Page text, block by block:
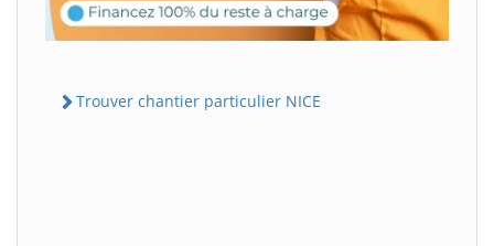
Trouver chantier particulier NICE